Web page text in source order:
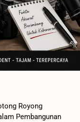
Royong
Pembangunan